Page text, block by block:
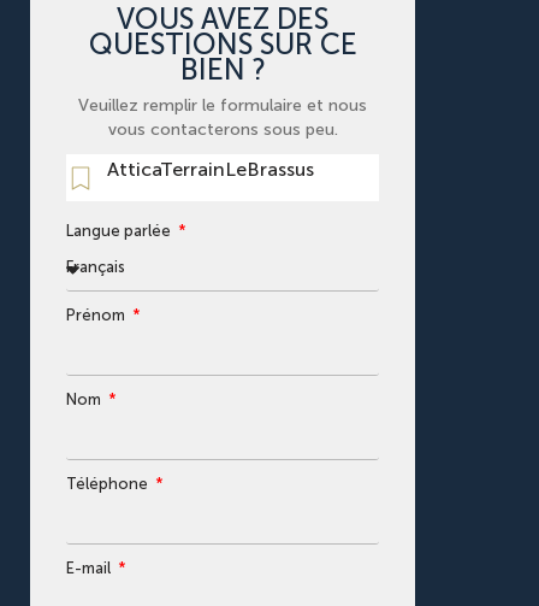
VOUS AVEZ DES
QUESTIONS SUR CE
BIEN ?
Veuillez remplir le formulaire et nous
vous contacterons sous peu.
AtticaTerrainLeBrassus
Langue parlée
Prénom
Nom
Téléphone
E-mail